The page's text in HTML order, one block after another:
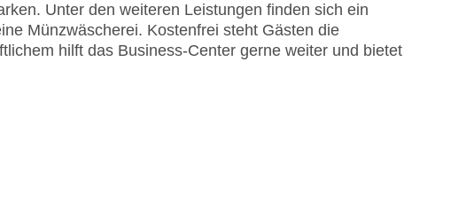
Unter den weiteren Leistungen finden sich ein
Münzwäscherei. Kostenfrei steht Gästen die
hilft das Business-Center gerne weiter und bietet